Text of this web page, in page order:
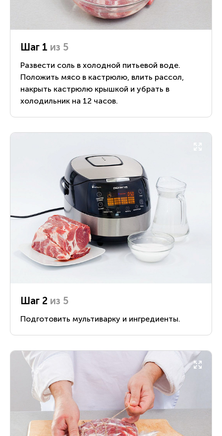
Шаг 1 из 5
Развести соль в холодной питьевой воде.
Положить мясо в кастрюлю, влить рассол,
накрыть кастрюлю крышкой и убрать в
холодильник на 12 часов.
Шаг 2 из 5
Подготовить мультиварку и ингредиенты.